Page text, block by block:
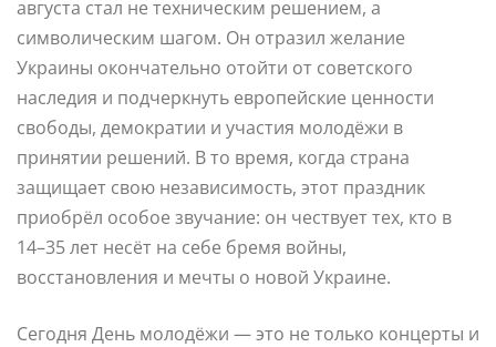
августа стал не техническим решением, а
символическим шагом. Он отразил желание
Украины окончательно отойти от советского
наследия и подчеркнуть европейские ценности
свободы, демократии и участия молодёжи в
принятии решений. В то время, когда страна
защищает свою независимость, этот праздник
приобрёл особое звучание: он чествует тех, кто в
14–35 лет несёт на себе бремя войны,
восстановления и мечты о новой Украине.
Сегодня День молодёжи — это не только концерты и